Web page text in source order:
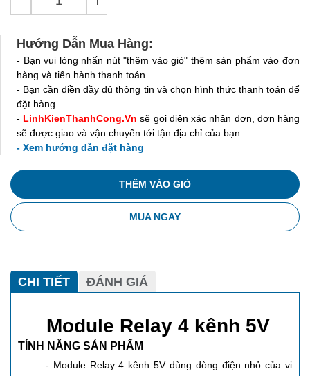
Hướng Dẫn Mua Hàng:
- Bạn vui lòng nhấn nút "thêm vào giỏ" thêm sản phẩm vào đơn
hàng và tiến hành thanh toán.
- Bạn cần điền đầy đủ thông tin và chọn hình thức thanh toán để
đặt hàng.
- LinhKienThanhCong.Vn sẽ gọi điện xác nhận đơn, đơn hàng
sẽ được giao và vận chuyển tới tận địa chỉ của bạn.
- Xem hướng dẫn đặt hàng
THÊM VÀO GIỎ
MUA NGAY
CHI TIẾT ĐÁNH GIÁ
Module Relay 4 kênh 5V
TÍNH NĂNG SẢN PHẨM
- Module Relay 4 kênh 5V dùng dòng điện nhỏ của vi